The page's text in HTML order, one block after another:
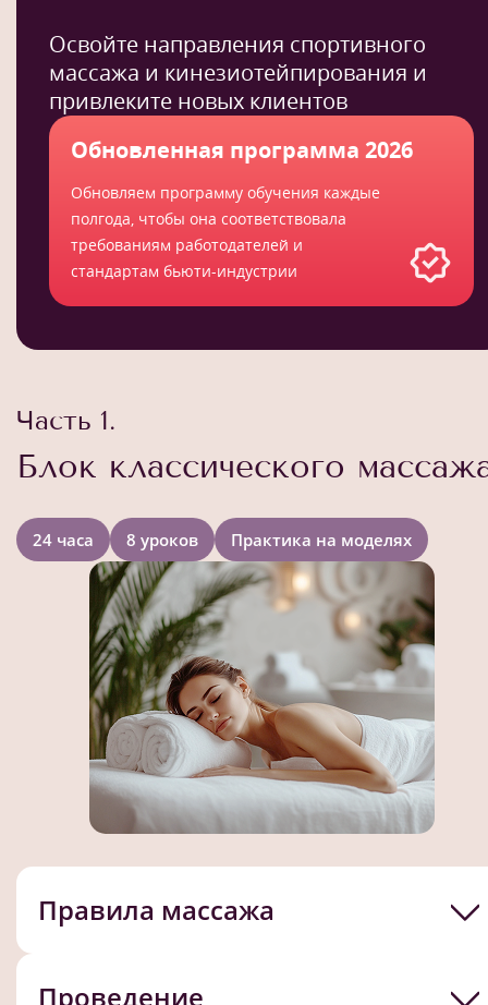
Освойте направления спортивного
массажа и кинезиотейпирования и
привлеките новых клиентов
Обновленная программа 2026
Обновляем программу обучения каждые
полгода, чтобы она соответствовала
требованиям работодателей и
стандартам бьюти-индустрии
Часть 1.
Блок классического
24 часа 8 уроков Практика на моделях
Правила массажа
Проведение